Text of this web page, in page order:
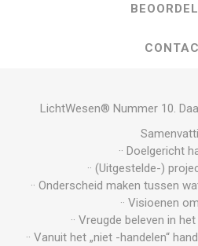
LichtWesen® Nummer 10.
·· Doelgericht
·· (Uitgestelde-)
·· Onderscheid maken tussen
·· Visioenen
·· Vreugde beleven in
·· Vanuit het „niet -handelen“